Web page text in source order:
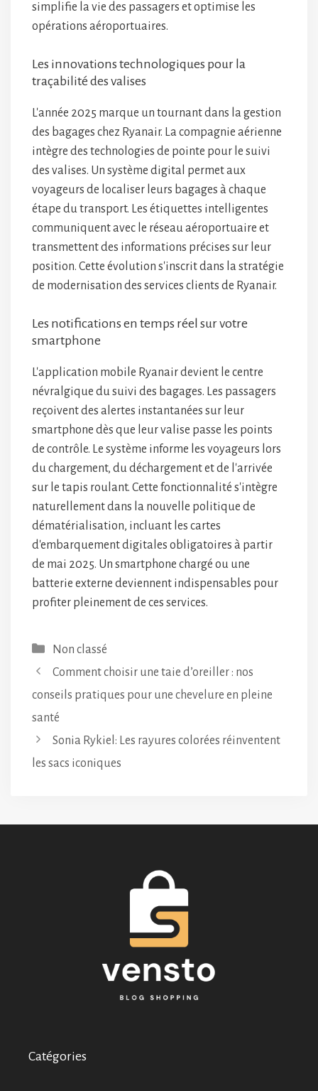
simplifie la vie des passagers et optimise les
opérations aéroportuaires.
Les innovations technologiques pour la
traçabilité des valises
L'année 2025 marque un tournant dans la gestion
des bagages chez Ryanair. La compagnie aérienne
intègre des technologies de pointe pour le suivi
des valises. Un système digital permet aux
voyageurs de localiser leurs bagages à chaque
étape du transport. Les étiquettes intelligentes
communiquent avec le réseau aéroportuaire et
transmettent des informations précises sur leur
position. Cette évolution s'inscrit dans la stratégie
de modernisation des services clients de Ryanair.
Les notifications en temps réel sur votre
smartphone
L'application mobile Ryanair devient le centre
névralgique du suivi des bagages. Les passagers
reçoivent des alertes instantanées sur leur
smartphone dès que leur valise passe les points
de contrôle. Le système informe les voyageurs lors
du chargement, du déchargement et de l'arrivée
sur le tapis roulant. Cette fonctionnalité s'intègre
naturellement dans la nouvelle politique de
dématérialisation, incluant les cartes
d'embarquement digitales obligatoires à partir
de mai 2025. Un smartphone chargé ou une
batterie externe deviennent indispensables pour
profiter pleinement de ces services.
Catégories
Non classé
Comment choisir une taie d’oreiller : nos
conseils pratiques pour une chevelure en pleine
santé
Sonia Rykiel: Les rayures colorées réinventent
les sacs iconiques
Catégories